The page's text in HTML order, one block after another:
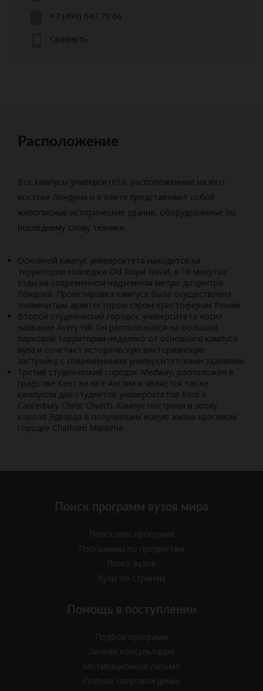
+7 (499) 647 73 66
Сравнить
Расположение
Все кампусы университета, расположенные на юго-
востоке Лондона и в Кенте представляют собой
живописные исторические здания, оборудованные по
последнему слову техники.
Основной кампус университета находится на
территории колледжа Old Royal Naval, в 10 минутах
езды на современном надземном метро до центра
Лондона. Проектировка кампуса была осуществлена
знаменитым архитектором сэром Кристофером Реном.
Второй студенческий городок университета носит
название Avery Hill. Он расположился на большой
парковой территории недалеко от основного кампуса
вуза и сочетает историческую викторианскую
застройку с современными университетскими зданиями.
Третий студенческий городок Medway, расположен в
графстве Кент на юге Англии и является также
кампусом для студентов университетов Kent и
Canterbury Christ Church. Кампус построен в эпоху
короля Эдварда в получившем новую жизнь красивом
городке Chatham Maritime.
Поиск программ вузов мира
Поисковик программ
Программы по предметам
Поиск вузов
Вузы по странам
Помощь в поступлении
Подбор программ
Личная консультация
Мотивационное письмо
Полное сопровождение